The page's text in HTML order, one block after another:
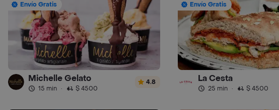
Envío Gratis
Michelle Gelato
15 min · $ 4500
4.8
Envío Gratis
La Cesta
25 min · $ 4500